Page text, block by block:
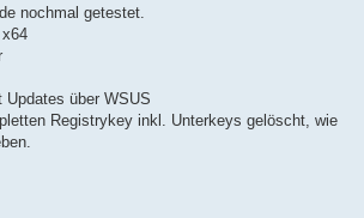
nochmal getestet.
Updates über WSUS
Registrykey inkl. Unterkeys gelöscht, wie